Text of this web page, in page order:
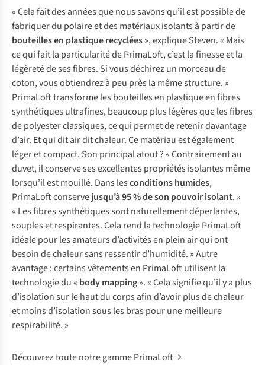
« Cela fait des années que nous savons qu’il est possible de
fabriquer du polaire et des matériaux isolants à partir de
bouteilles en plastique recyclées», explique Steven. « Mais
ce qui fait la particularité de PrimaLoft, c’est la finesse et la
légèreté de ses fibres. Si vous déchirez un morceau de
coton, vous obtiendrez à peu près la même structure. »
PrimaLoft transforme les bouteilles en plastique en fibres
synthétiques ultrafines, beaucoup plus légères que les fibres
de polyester classiques, ce qui permet de retenir davantage
d’air. Et qui dit air dit chaleur. Ce matériau est également
léger et compact. Son principal atout ? « Contrairement au
duvet, il conserve ses excellentes propriétés isolantes même
lorsqu’il est mouillé. Dans lesconditions humides,
PrimaLoft conservejusqu’à 95 % de son pouvoir isolant. »
« Les fibres synthétiques sont naturellement déperlantes,
souples et respirantes. Cela rend la technologie PrimaLoft
idéale pour les amateurs d’activités en plein air qui ont
besoin de chaleur sans ressentir d’humidité. » Autre
avantage : certains vêtements en PrimaLoft utilisent la
technologie du « body mapping». « Cela signifie qu’il y a plus
d’isolation sur le haut du corps afin d’avoir plus de chaleur
et moins d’isolation sous les bras pour une meilleure
respirabilité. »
Découvrez toute notre gamme PrimaLoft